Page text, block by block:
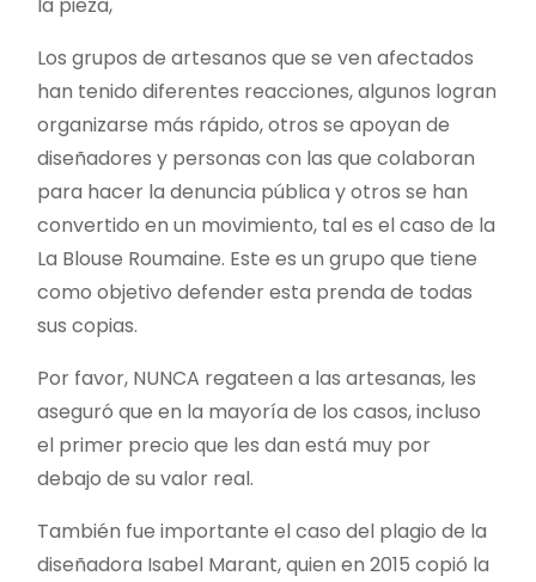
Los grupos de artesanos que se ven afectados
han tenido diferentes reacciones, algunos logran
organizarse más rápido, otros se apoyan de
diseñadores y personas con las que colaboran
para hacer la denuncia pública y otros se han
convertido en un movimiento, tal es el caso de la
La Blouse Roumaine. Este es un grupo que tiene
como objetivo defender esta prenda de todas
sus copias.
Por favor, NUNCA regateen a las artesanas, les
aseguró que en la mayoría de los casos, incluso
el primer precio que les dan está muy por
debajo de su valor real.
También fue importante el caso del plagio de la
diseñadora Isabel Marant, quien en 2015 copió la